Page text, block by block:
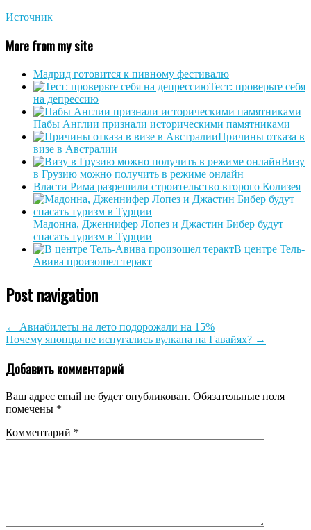
Источник
More from my site
Мадрид готовится к пивному фестивалю
Тест: проверьте себя
на депрессию
Пабы Англии признали историческими памятниками
Причины отказа в
визе в Австралии
Визу
в Грузию можно получить в режиме онлайн
Власти Рима разрешили строительство второго Колизея
Мадонна, Дженнифер Лопез и Джастин Бибер будут
спасать туризм в Турции
В центре Тель-
Авива произошел теракт
Post navigation
← Авиабилеты на лето подорожали на 15%
Почему японцы не испугались вулкана на Гавайях? →
Добавить комментарий
Ваш адрес email не будет опубликован. Обязательные поля
помечены *
Комментарий *